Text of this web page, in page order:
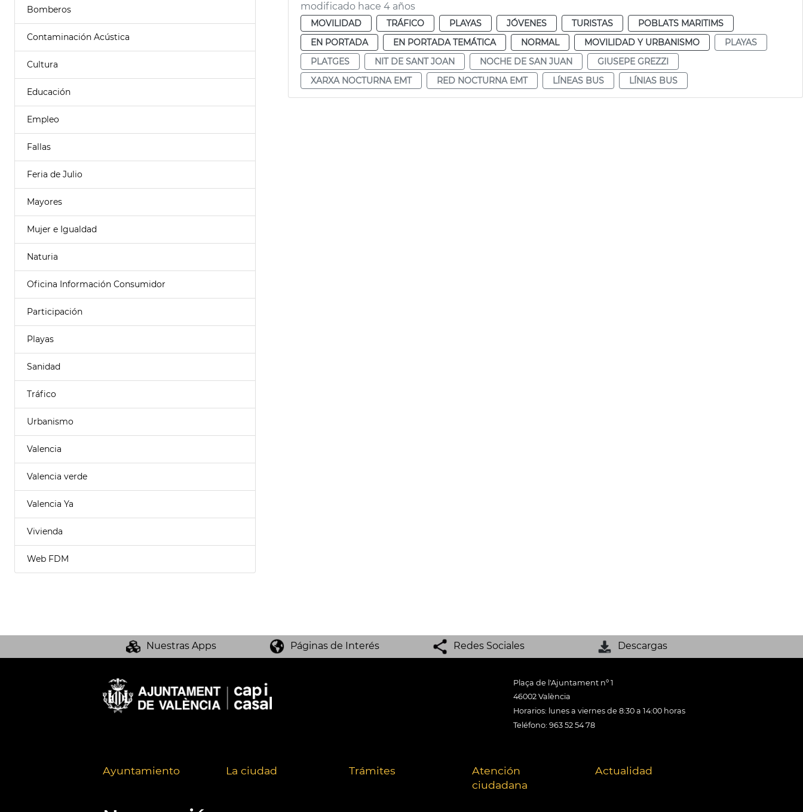
Bomberos
Contaminación Acústica
Cultura
Educación
Empleo
Fallas
Feria de Julio
Mayores
Mujer e Igualdad
Naturia
Oficina Información Consumidor
Participación
Playas
Sanidad
Tráfico
Urbanismo
Valencia
Valencia verde
Valencia Ya
Vivienda
Web FDM
modificado hace 4 años
MOVILIDAD TRÁFICO PLAYAS JÓVENES TURISTAS
POBLATS MARITIMS
EN PORTADA
EN PORTADA TEMÁTICA NORMAL MOVILIDAD Y URBANISMO
PLAYAS
PLATGES
NIT DE SANT JOAN NOCHE DE SAN JUAN
GIUSEPE GREZZI
XARXA NOCTURNA EMT
RED NOCTURNA EMT LÍNEAS BUS LÍNIAS BUS
Nuestras Apps Páginas de Interés Redes Sociales Descargas
Plaça de l'Ajuntament nº 1
46002 València
Horarios: lunes a viernes de 8:30 a 14:00 horas
Teléfono: 963 52 54 78
Ayuntamiento La ciudad Trámites
Atención
ciudadana
Actualidad